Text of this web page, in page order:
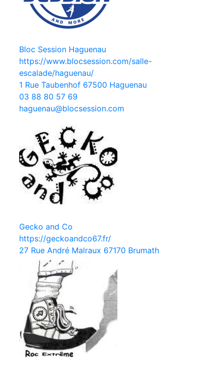
Bloc Session Haguenau
https://www.blocsession.com/salle-
escalade/haguenau/
1 Rue Taubenhof 67500 Haguenau
03 88 80 57 69
haguenau@blocsession.com
Gecko and Co
https://geckoandco67.fr/
27 Rue André Malraux 67170 Brumath